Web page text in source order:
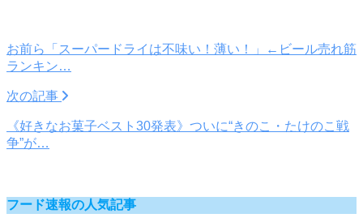
お前ら「スーパードライは不味い！薄い！」←ビール売れ筋
ランキン…
次の記事
《好きなお菓子ベスト30発表》ついに“きのこ・たけのこ戦
争”が…
フード速報の人気記事